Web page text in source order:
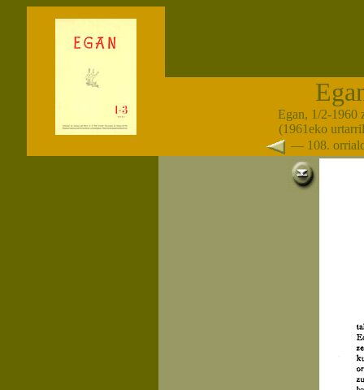
Egan, 1/2-1960
(1961eko
— 108.